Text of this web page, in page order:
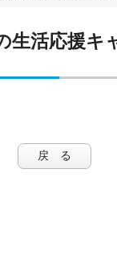
生活応援キ
戻 る